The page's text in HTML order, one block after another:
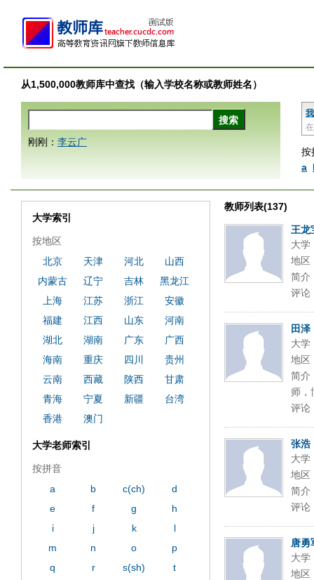
从1,500,000教师库中查找（输入学校名称或教师姓名）
按
a
刚刚： 李云广
教师列表(137)
王龙
大学
地区
简介
评论
田泽
大学
地区
简介
师，
评论
张浩
大学
地区
简介
评论
唐勇
大学
地区
大学索引
按地区
北京
天津 河北
山西
内蒙古
辽宁 吉林
黑龙江
上海
江苏 浙江
安徽
福建
江西 山东
河南
湖北
湖南 广东
广西
海南
重庆 四川
贵州
云南
西藏 陕西
甘肃
青海
宁夏 新疆
台湾
香港
澳门
大学老师索引
按拼音
a
b c(ch)
d
e
f g
h
i
j k
l
m
n o
p
q
r s(sh)
t